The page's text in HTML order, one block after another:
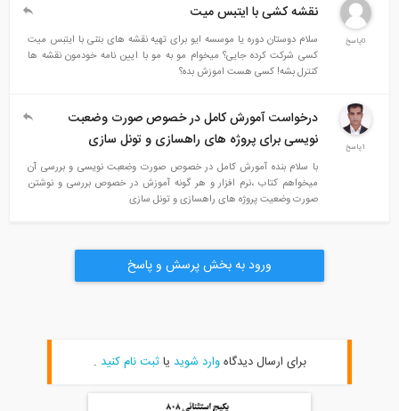
نقشه کشی با ایتبس میت
سلام دوستان دوره یا موسسه ایو برای تهیه نقشه های بتنی با ایتبس میت
کسی شرکت کرده جایی؟ میخوام مو به مو با ایین نامه خودمون نقشه ها
کنترل بشه! کسی هست اموزش بده؟
درخواست آمورش کامل در خصوص صورت وضعبت
نویسی برای پروژه های راهسازی و تونل سازی
با سلام بنده آمورش کامل در خصوص صورت وضعبت نویسی و بررسی آن
میخواهم کتاب ،نرم افزار و هر گونه آموزش در خصوص بررسی و نوشتن
صورت وضعیت پروژه های راهسازی و تونل سازی
ورود به بخش پرسش و پاسخ
برای ارسال دیدگاهوارد شویدیاثبت نام کنید.